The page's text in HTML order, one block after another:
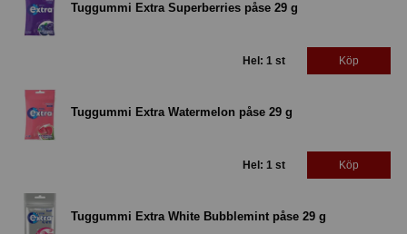
Tuggummi Extra Superberries påse 29 g
Hel: 1 st Köp
Tuggummi Extra Watermelon påse 29 g
Hel: 1 st Köp
Tuggummi Extra White Bubblemint påse 29 g